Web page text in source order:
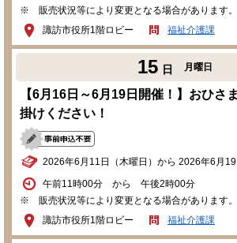
※ 販売状況等により変更となる場合があります。
諏訪市役所1階ロビー
福祉介護課
15 日 月曜日
【6月16日～6月19日開催！】おひさ
掛けください！
2026年6月11日（木曜日）から 2026年6月19
午前11時00分 から 午後2時00分
※ 販売状況等により変更となる場合があります。
諏訪市役所1階ロビー
福祉介護課